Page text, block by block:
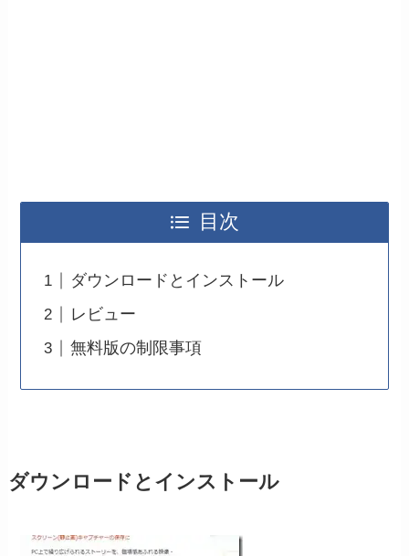
目次
ダウンロードとインストール
レビュー
無料版の制限事項
ダウンロードとインストール